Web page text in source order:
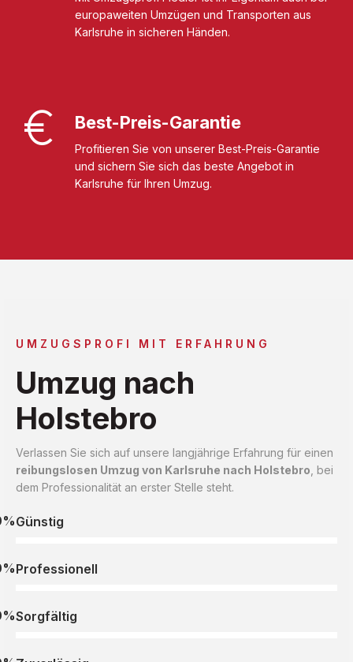
europaweiten Umzügen und Transporten aus
Karlsruhe in sicheren Händen.
Best-Preis-Garantie
Profitieren Sie von unserer Best-Preis-Garantie
und sichern Sie sich das beste Angebot in
Karlsruhe für Ihren Umzug.
UMZUGSPROFI MIT ERFAHRUNG
Umzug nach
Holstebro
Verlassen Sie sich auf unsere langjährige Erfahrung für einen
reibungslosen Umzug von Karlsruhe nach Holstebro , bei
dem Professionalität an erster Stelle steht.
Günstig
Professionell
Sorgfältig